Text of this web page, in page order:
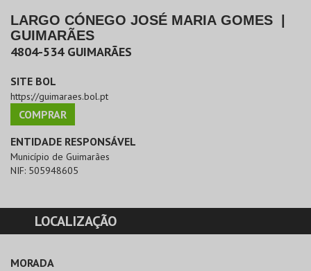
LARGO CÓNEGO JOSÉ MARIA GOMES
GUIMARÃES
4804-534 GUIMARÃES
SITE BOL
https://guimaraes.bol.pt
COMPRAR
ENTIDADE RESPONSÁVEL
Município de Guimarães
NIF: 505948605
LOCALIZAÇÃO
MORADA